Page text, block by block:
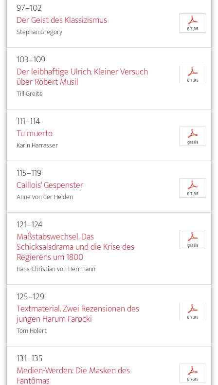
97–102
Der Geist des Klassizismus
Stephan Gregory
p
€ 7,95
103–109
Der leibhaftige Ulrich. Kleiner Versuch
über Robert Musil
Till Greite
p
€ 7,95
111–114
Tu muerto
Karin Harrasser
p
gratis
115–119
Caillois' Gespenster
Anne von der Heiden
p
€ 7,95
121–124
Maßstabswechsel. Das
Schicksalsdrama und die Krise des
Regierens um 1800
Hans-Christian von Herrmann
p
gratis
125–129
Textmaterial. Zwei Rezensionen des
jungen Harum Farocki
Tom Holert
p
€ 7,95
131–135
Medien-Werden: Die Masken des
Fantômas
p
€ 7,95